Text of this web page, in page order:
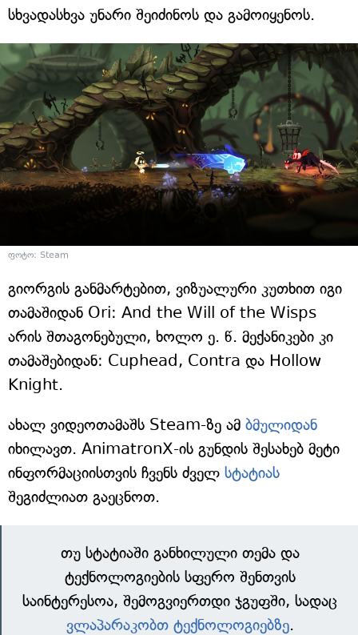
სხვადასხვა უნარი შეიძინოს და გამოიყენოს.
ფოტო: Steam
გიორგის განმარტებით, ვიზუალური კუთხით იგი
თამაშიდან Ori: And the Will of the Wisps
არის შთაგონებული, ხოლო ე. წ. მექანიკები კი
თამაშებიდან: Cuphead, Contra და Hollow
Knight.
ახალ ვიდეოთამაშს Steam-ზე ამ ბმულიდან
იხილავთ. AnimatronX-ის გუნდის შესახებ მეტი
ინფორმაციისთვის ჩვენს ძველ სტატიას
შეგიძლიათ გაეცნოთ.
თუ სტატიაში განხილული თემა და
ტექნოლოგიების სფერო შენთვის
საინტერესოა, შემოგვიერთდი ჯგუფში, სადაც
ვლაპარაკობთ ტექნოლოგიებზე.